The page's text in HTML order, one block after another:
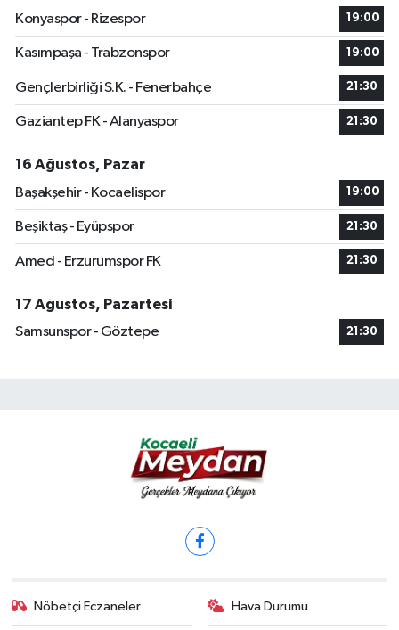
Konyaspor - Rizespor
19:00
Kasımpaşa - Trabzonspor 19:00
Gençlerbirliği S.K. - Fenerbahçe 21:30
Gaziantep FK - Alanyaspor 21:30
16 Ağustos, Pazar
Başakşehir - Kocaelispor
19:00
Beşiktaş - Eyüpspor 21:30
Amed - Erzurumspor FK 21:30
17 Ağustos, Pazartesi
Samsunspor - Göztepe
21:30
Nöbetçi Eczaneler Hava Durumu